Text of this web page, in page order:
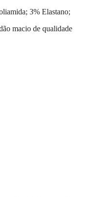
3% Elastano;
macio de qualidade